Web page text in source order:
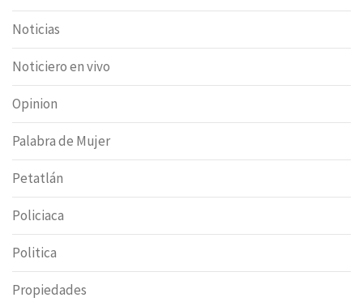
Noticias
Noticiero en vivo
Opinion
Palabra de Mujer
Petatlán
Policiaca
Politica
Propiedades